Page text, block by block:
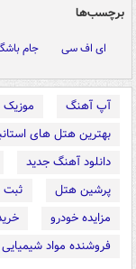
برچسب‌ها
ای اف سی جام
آپ آهنگ
بهترین هتل های
دانلود آهنگ جدید
پرشین هتل
ثبت
مزایده خودرو
فروشنده مواد شیمیایی